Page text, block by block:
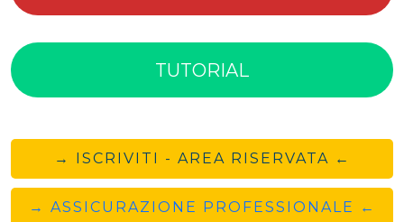
TUTORIAL
→ ISCRIVITI - AREA RISERVATA ←
→ ASSICURAZIONE PROFESSIONALE ←